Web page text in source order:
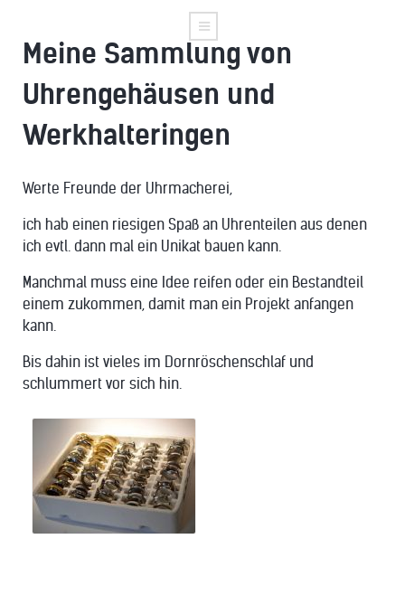
Meine Sammlung von
Uhrengehäusen und
Werkhalteringen
Werte Freunde der Uhrmacherei,
ich hab einen riesigen Spaß an Uhrenteilen aus denen
ich evtl. dann mal ein Unikat bauen kann.
Manchmal muss eine Idee reifen oder ein Bestandteil
einem zukommen, damit man ein Projekt anfangen
kann.
Bis dahin ist vieles im Dornröschenschlaf und
schlummert vor sich hin.